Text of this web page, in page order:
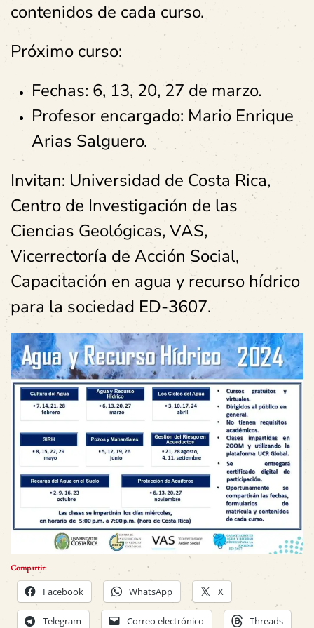
contenidos de cada curso.
Próximo curso:
Fechas: 6, 13, 20, 27 de marzo.
Profesor encargado: Mario Enrique
Arias Salguero.
Invitan: Universidad de Costa Rica,
Centro de Investigación de las
Ciencias Geológicas, VAS,
Vicerrectoría de Acción Social,
Capacitación en agua y recurso hídrico
para la sociedad ED-3607.
Compartir:
Facebook WhatsApp X
Telegram Correo electrónico Threads